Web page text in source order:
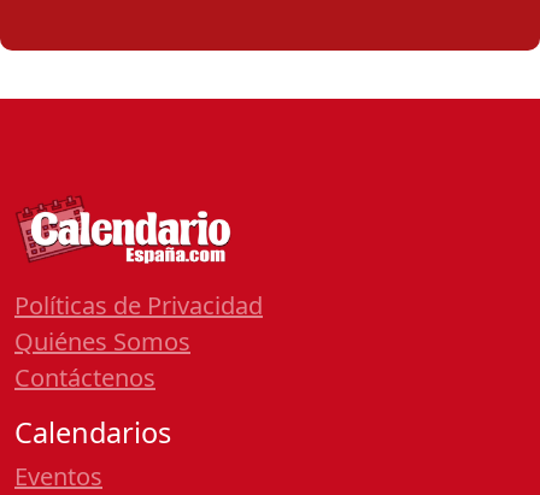
Políticas de Privacidad
Quiénes Somos
Contáctenos
Calendarios
Eventos